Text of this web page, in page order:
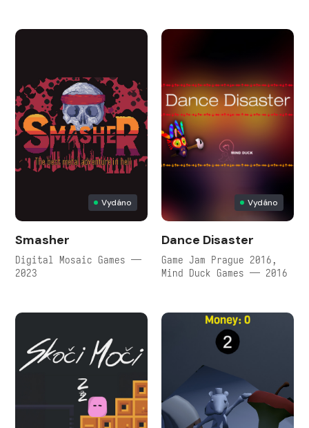
Vydáno
Smasher
Digital Mosaic Games —
2023
Vydáno
Dance Disaster
Game Jam Prague 2016,
Mind Duck Games — 2016